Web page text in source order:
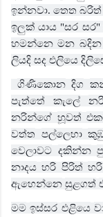
ඉන්නවා. තෙත බරිත්
ඉලුක් යාය "සර සර"
හමන්නෙ මන බදින
ලියදි සද එලියෙ
ගිණිකොන දිග
පැත්තේ
කැලේ
නරින්ගේ හූවත්
වත්ත පල්ලෙහා
වෙලාවට දකින්න
නාදය හරි පිරිත් හරි
ඇහෙන්නෙ සුළගත්
මම ඉස්සර එළියෙ